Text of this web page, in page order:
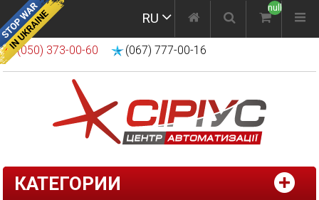
RU
null
(050) 373-00-60 (067) 777-00-16
КАТЕГОРИИ